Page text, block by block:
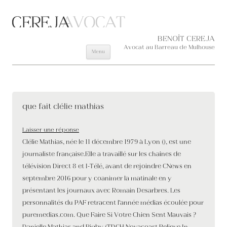
BENOÎT CEREJA
Avocat au Barreau de Mulhouse
Menu
Aller au contenu principal
que fait clélie mathias
Laisser une réponse
Clélie Mathias, née le 11 décembre 1979 à Lyon (), est une
journaliste française.Elle a travaillé sur les chaînes de
télévision Direct 8 et I-Télé, avant de rejoindre CNews en
septembre 2016 pour y coanimer la matinale en y
présentant les journaux avec Romain Desarbres. Les
personnalités du PAF retracent l'année médias écoulée pour
puremedias.com. Que Faire Si Votre Chien Sent Mauvais ?